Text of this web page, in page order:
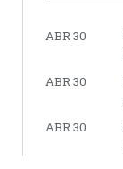
ABR 30
ABR 30
ABR 30